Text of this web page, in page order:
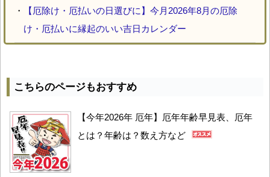
・
【厄除け・厄払いの日選びに】今月2026年8月の厄除
け・厄払いに縁起のいい吉日カレンダー
こちらのページもおすすめ
【今年2026年 厄年】厄年年齢早見表、厄年
とは？年齢は？数え方など